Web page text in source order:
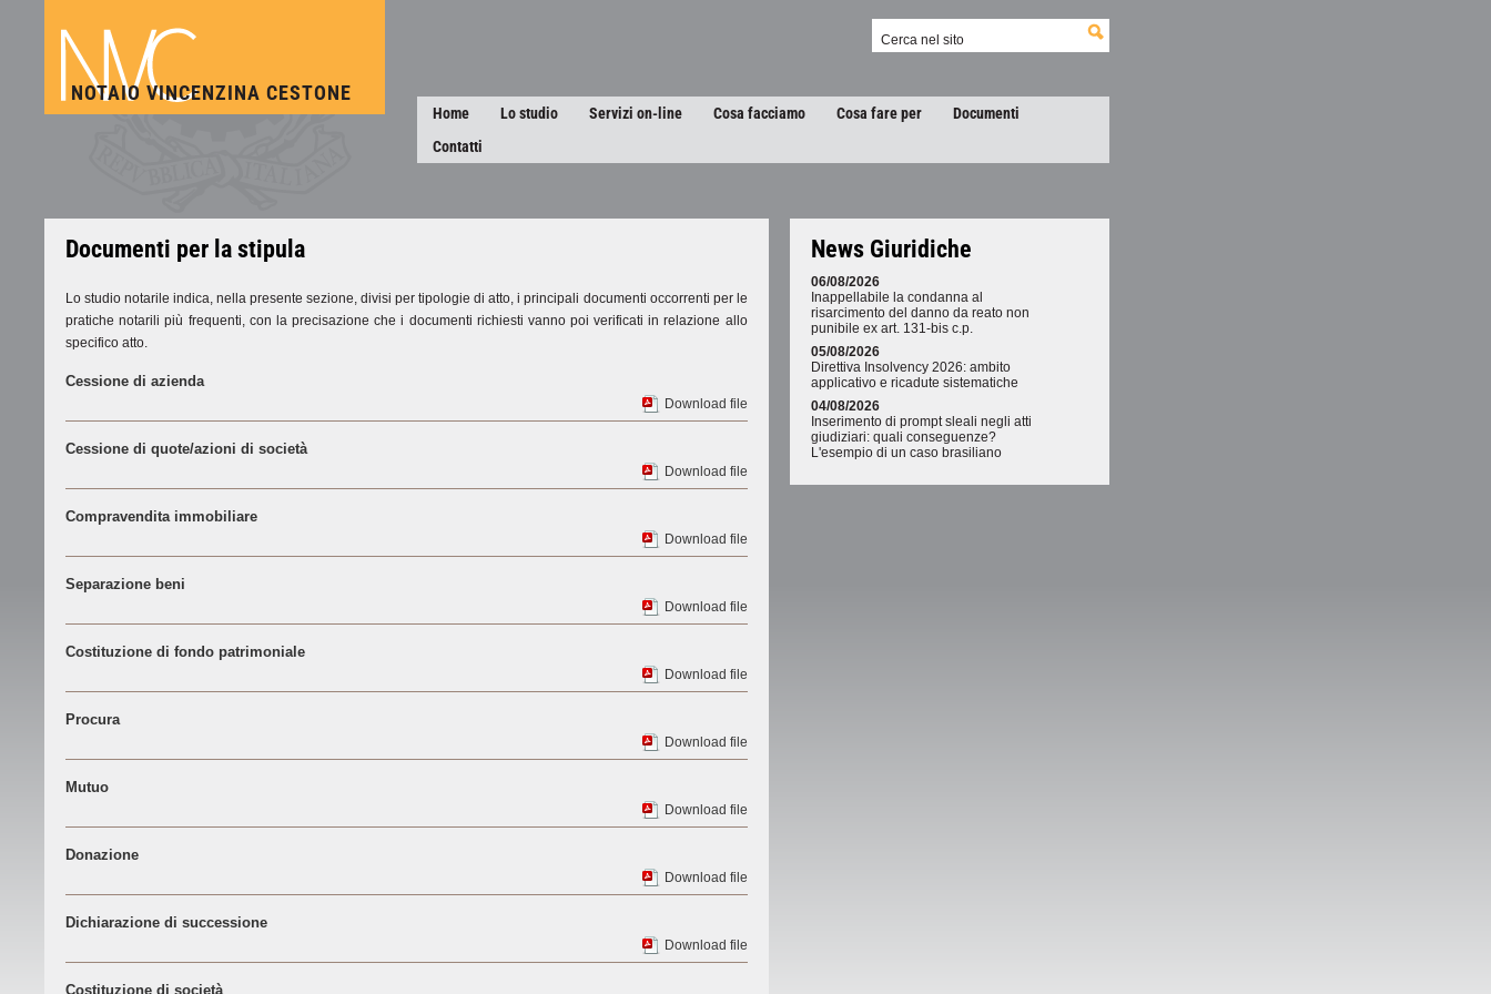
NOTAIO VINCENZINA CESTONE
Home Lo studio Servizi on-line Cosa facciamo Cosa fare per
Documenti
Contatti
Documenti per la stipula
Lo studio notarile indica, nella presente sezione, divisi per tipologie di atto, i principali documenti occorrenti per le
pratiche notarili più frequenti, con la precisazione che i documenti richiesti vanno poi verificati in relazione allo
specifico atto.
Cessione di azienda
Download file
Cessione di quote/azioni di società
Download file
Compravendita immobiliare
Download file
Separazione beni
Download file
Costituzione di fondo patrimoniale
Download file
Procura
Download file
Mutuo
Download file
Donazione
Download file
Dichiarazione di successione
Download file
Costituzione di società
News Giuridiche
06/08/2026
Inappellabile la condanna al
risarcimento del danno da reato non
punibile ex art. 131-bis c.p.
05/08/2026
Direttiva Insolvency 2026: ambito
applicativo e ricadute sistematiche
04/08/2026
Inserimento di prompt sleali negli atti
giudiziari: quali conseguenze?
L'esempio di un caso brasiliano